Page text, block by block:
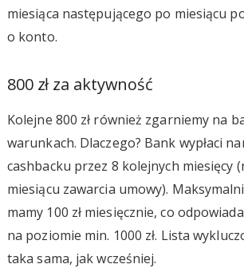
miesiąca następującego po miesiącu
o konto.
800 zł za aktywność
Kolejne 800 zł również zgarniemy na
warunkach. Dlaczego? Bank wypłaci
cashbacku przez 8 kolejnych miesięcy
miesiącu zawarcia umowy).
mamy 100 zł miesięcznie, co
na poziomie min. 1000 zł. Lista
taka sama, jak wcześniej.